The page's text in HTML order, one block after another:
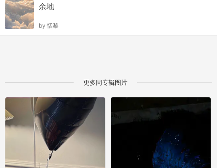
余地
by 恬黎
更多同专辑图片